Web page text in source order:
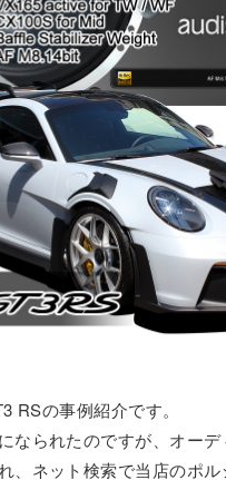
RSの事例紹介です。
なられたのですが、オーデ
、ネット検索で当店のポ